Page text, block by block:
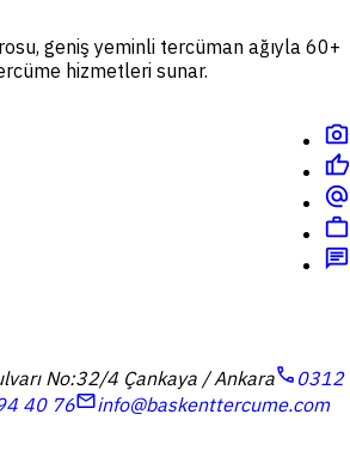
geniş yeminli tercüman ağıyla 60+
hizmetleri sunar.
photo_camera
thumb_up
alternate_email
work
chat
No:32/4 Çankaya / Ankaracall 0312
40 76mailinfo@baskenttercume.com